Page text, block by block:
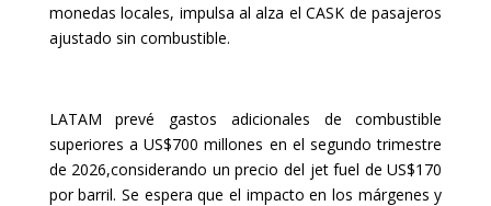
monedas locales, impulsa al alza el CASK de pasajeros
ajustado sin combustible.
LATAM prevé gastos adicionales de combustible
superiores a US$700 millones en el segundo trimestre
de 2026,considerando un precio del jet fuel de US$170
por barril. Se espera que el impacto en los márgenes y